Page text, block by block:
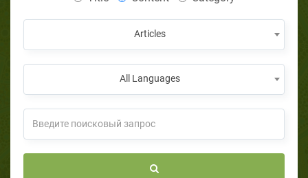
Articles
All Languages